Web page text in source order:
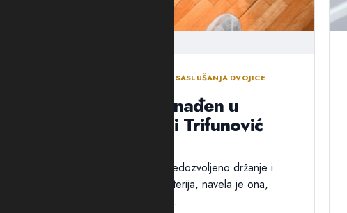
ODLUKA SUDIJE ZA ISTRAGU NAKON SASLUŠANJA DVOJICE
Arsenal oružja pronađen u
“štekovima”: Suić i Trifunović
Pritvor dvojici osumnjičenih za nedozvoljeno držanje i
nošenje oružja i eksplozivnih materija, navela je ona,
određen je zbog opasnosti od...